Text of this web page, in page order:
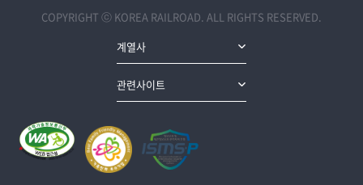
COPYRIGHT ⓒ KOREA RAILROAD. ALL RIGHTS RESERVED.
계열사
관련사이트